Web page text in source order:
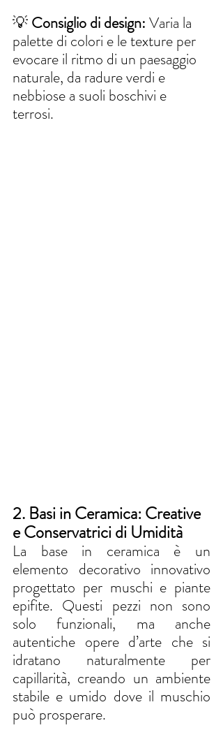
💡 Consiglio di design: Varia la
palette di colori e le texture per
evocare il ritmo di un paesaggio
naturale, da radure verdi e
nebbiose a suoli boschivi e
terrosi.
2. Basi in Ceramica: Creative
e Conservatrici di Umidità
La base in ceramica è un
elemento decorativo innovativo
progettato per muschi e piante
epifite. Questi pezzi non sono
solo funzionali, ma anche
autentiche opere d’arte che si
idratano naturalmente per
capillarità, creando un ambiente
stabile e umido dove il muschio
può prosperare.